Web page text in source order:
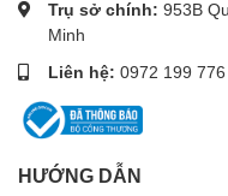
Trụ sở chính: 953B
Minh
Liên hệ: 0972 199 776
HƯỚNG DẪN